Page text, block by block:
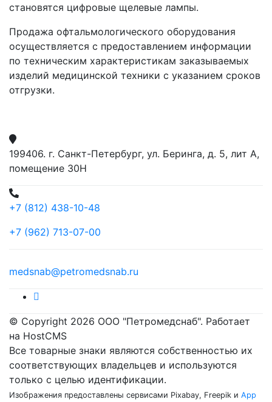
становятся цифровые щелевые лампы.
Продажа офтальмологического оборудования
осуществляется с предоставлением информации
по техническим характеристикам заказываемых
изделий медицинской техники с указанием сроков
отгрузки.
199406. г. Санкт-Петербург, ул. Беринга, д. 5, лит А,
помещение 30Н
+7 (812) 438-10-48
+7 (962) 713-07-00
medsnab@petromedsnab.ru
© Copyright 2026 ООО "Петромедснаб". Работает
на HostCMS
Все товарные знаки являются собственностью их
соответствующих владельцев и используются
только с целью идентификации.
Изображения предоставлены сервисами Pixabay, Freepik и App